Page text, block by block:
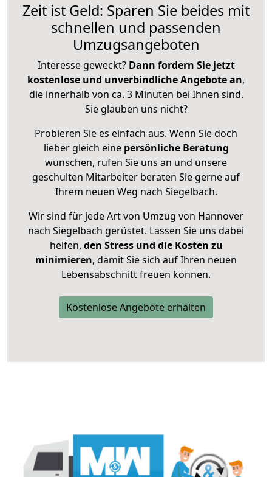
Zeit ist Geld: Sparen Sie beides mit
schnellen und passenden
Umzugsangeboten
Interesse geweckt? Dann fordern Sie jetzt
kostenlose und unverbindliche Angebote an,
die innerhalb von ca. 3 Minuten bei Ihnen sind.
Sie glauben uns nicht?
Probieren Sie es einfach aus. Wenn Sie doch
lieber gleich eine persönliche Beratung
wünschen, rufen Sie uns an und unsere
geschulten Mitarbeiter beraten Sie gerne auf
Ihrem neuen Weg nach Siegelbach.
Wir sind für jede Art von Umzug von Hannover
nach Siegelbach gerüstet. Lassen Sie uns dabei
helfen, den Stress und die Kosten zu
minimieren, damit Sie sich auf Ihren neuen
Lebensabschnitt freuen können.
Kostenlose Angebote erhalten